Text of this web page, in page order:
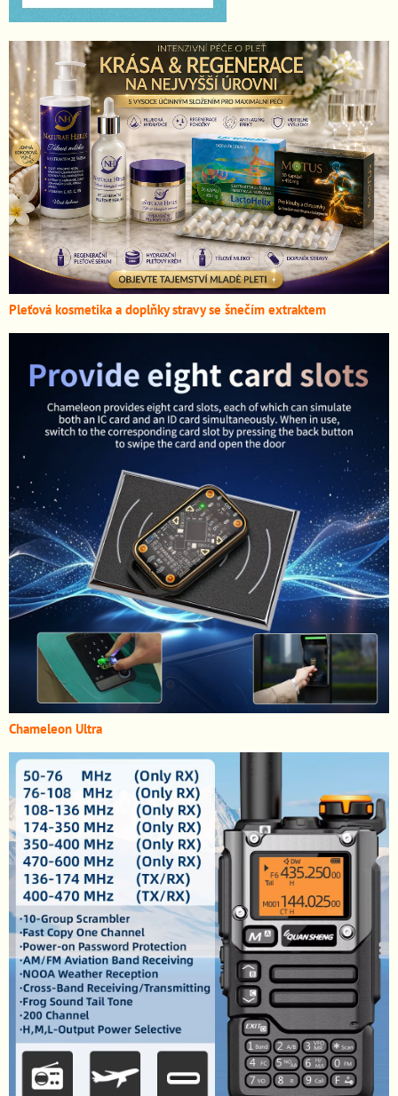
Pleťová kosmetika a doplňky stravy se šnečím extraktem
Chameleon Ultra